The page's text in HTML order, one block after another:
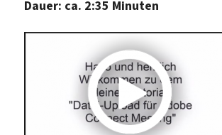
Dauer: ca. 2:35 Minuten